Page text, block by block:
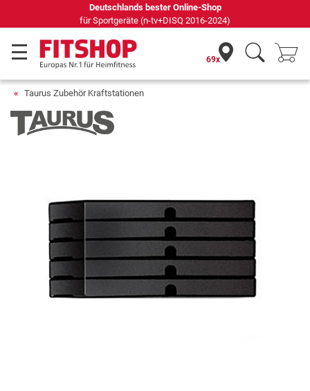
Deutschlands bester Online-Shop
für Sportgeräte (n-tv+DISQ 2016-2024)
69x
Taurus Zubehör Kraftstationen